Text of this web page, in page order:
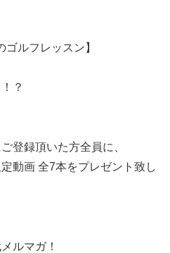
ルフレッスン】
？
登録頂いた方全員に、
動画 全7本をプレゼント致し
ルマガ！